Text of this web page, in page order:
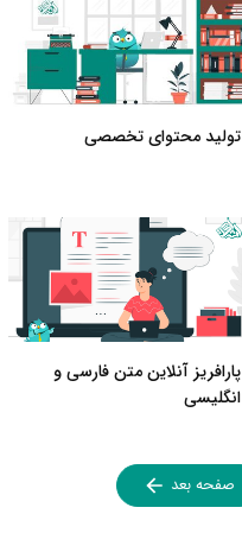
تولید محتوای تخصصی
پارافریز آنلاین متن فارسی و
انگلیسی
صفحه بعد